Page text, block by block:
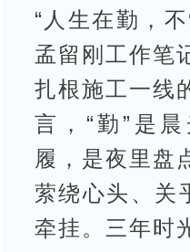
“人生在勤，
孟留刚工作笔
扎根施工一线
言，“勤”是
履，是夜里盘
萦绕心头、关
牵挂。三年时